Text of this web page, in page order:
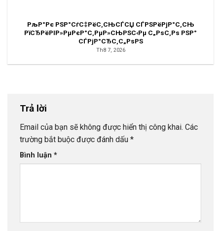
РљР°Рє РЅР°СѓС‡РёС‚СЊСЃСЏ СЃРЅРёРјР°С‚СЊ
РїСЂРёРІР»РµРєР°С‚РµР»СЊРЅС‹Рµ С„РѕС‚Рѕ РЅР°
СЃРјР°СЂС‚С„РѕРЅ
Th8 7, 2026
Trả lời
Email của bạn sẽ không được hiển thị công khai. Các
trường bắt buộc được đánh dấu *
Bình luận *